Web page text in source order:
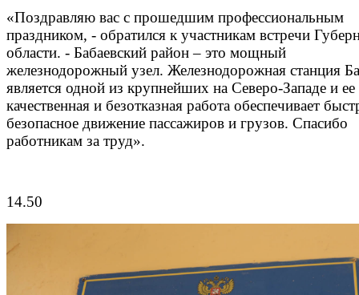
«Поздравляю вас с прошедшим профессиональным
праздником, - обратился к участникам встречи
области. - Бабаевский район – это мощный
железнодорожный узел. Железнодорожная станция
является одной из крупнейших на Северо-Западе и ее
качественная и безотказная работа обеспечивает
безопасное движение пассажиров и грузов. Спасибо
работникам за труд».
14.50